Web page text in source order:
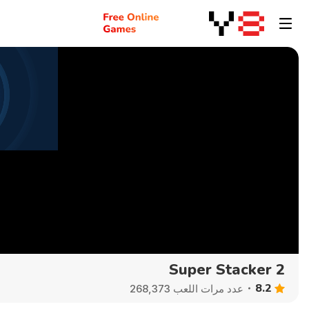
Super Stacker 2
8.2 عدد مرات اللعب 268,373